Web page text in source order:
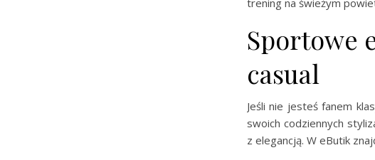
trening na świeżym
Sportowe
casual
Jeśli nie jesteś fanem
swoich codziennych
z elegancją. W eButik